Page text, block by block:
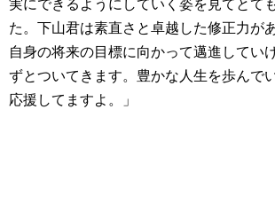
実にできるようにしていく姿を見てとて
た。下山君は素直さと卓越した修正力
自身の将来の目標に向かって邁進してい
ずとついてきます。豊かな人生を歩んで
応援してますよ。」